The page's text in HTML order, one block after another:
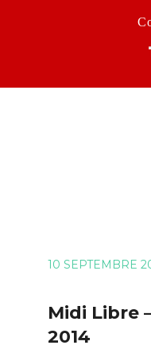
10 SEPTEMBRE
Midi Libre
2014